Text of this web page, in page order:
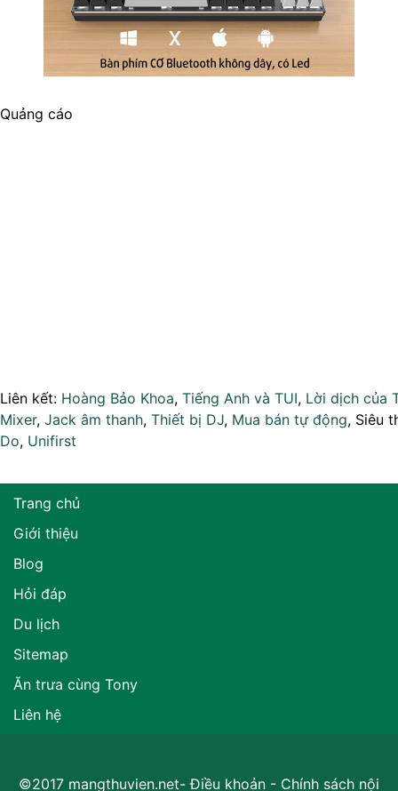
Quảng cáo
Liên kết: Hoàng Bảo Khoa, Tiếng Anh và TUI, Lời dịch của
Mixer, Jack âm thanh, Thiết bị DJ, Mua bán tự động, Siêu
Do, Unifirst
Trang chủ
Giới thiệu
Blog
Hỏi đáp
Du lịch
Sitemap
Ăn trưa cùng Tony
Liên hệ
©2017 mangthuvien.net-Điều khoản - Chính sách nội